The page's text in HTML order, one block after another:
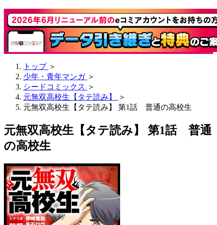
トップ ＞
少年・青年マンガ ＞
シードコミックス ＞
元無双高校生【タテ読み】
＞
元無双高校生【タテ読み】 第1話 普通の高校生
元無双高校生【タテ読み】 第1話 普通
の高校生